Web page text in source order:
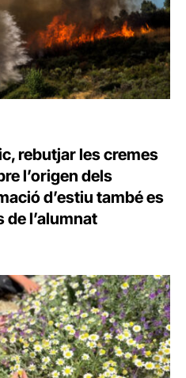
rebutjar les cremes
l’origen dels
d’estiu també es
de l’alumnat